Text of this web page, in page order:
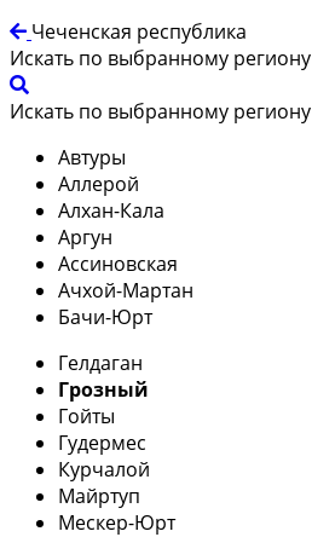
Чеченская республика
Искать по выбранному региону
Искать по выбранному региону
Автуры
Аллерой
Алхан-Кала
Аргун
Ассиновская
Ачхой-Мартан
Бачи-Юрт
Гелдаган
Грозный
Гойты
Гудермес
Курчалой
Майртуп
Мескер-Юрт